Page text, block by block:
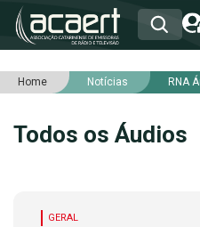
HOME
ASSOCIADOS
SERVIÇOS
Home Notícias RNA
Todos os Áudios
GERAL